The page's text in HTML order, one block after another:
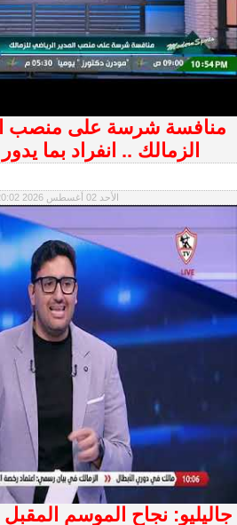
منافسة شرسة على منصب
الزمالك .. انفراد بما
الأحد 02 أغسطس 2026 01:20:02 صباحاً
جاليليو: نجاح الموسم